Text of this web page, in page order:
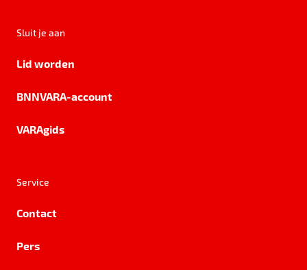
Sluit je aan
Lid worden
BNNVARA-account
VARAgids
Service
Contact
Pers